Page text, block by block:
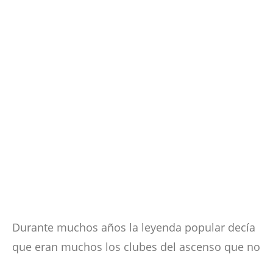
Durante muchos años la leyenda popular decía
que eran muchos los clubes del ascenso que no